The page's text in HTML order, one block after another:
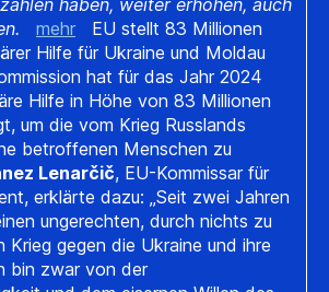
mehr EU stellt 83 Millionen
Hilfe für Ukraine und Moldau
hat für das Jahr 2024
Hilfe in Höhe von 83 Millionen
um die vom Krieg Russlands
betroffenen Menschen zu
Lenarčič, EU-Kommissar für
erklärte dazu: „Seit zwei Jahren
ungerechten, durch nichts zu
gegen die Ukraine und ihre
bin zwar von der